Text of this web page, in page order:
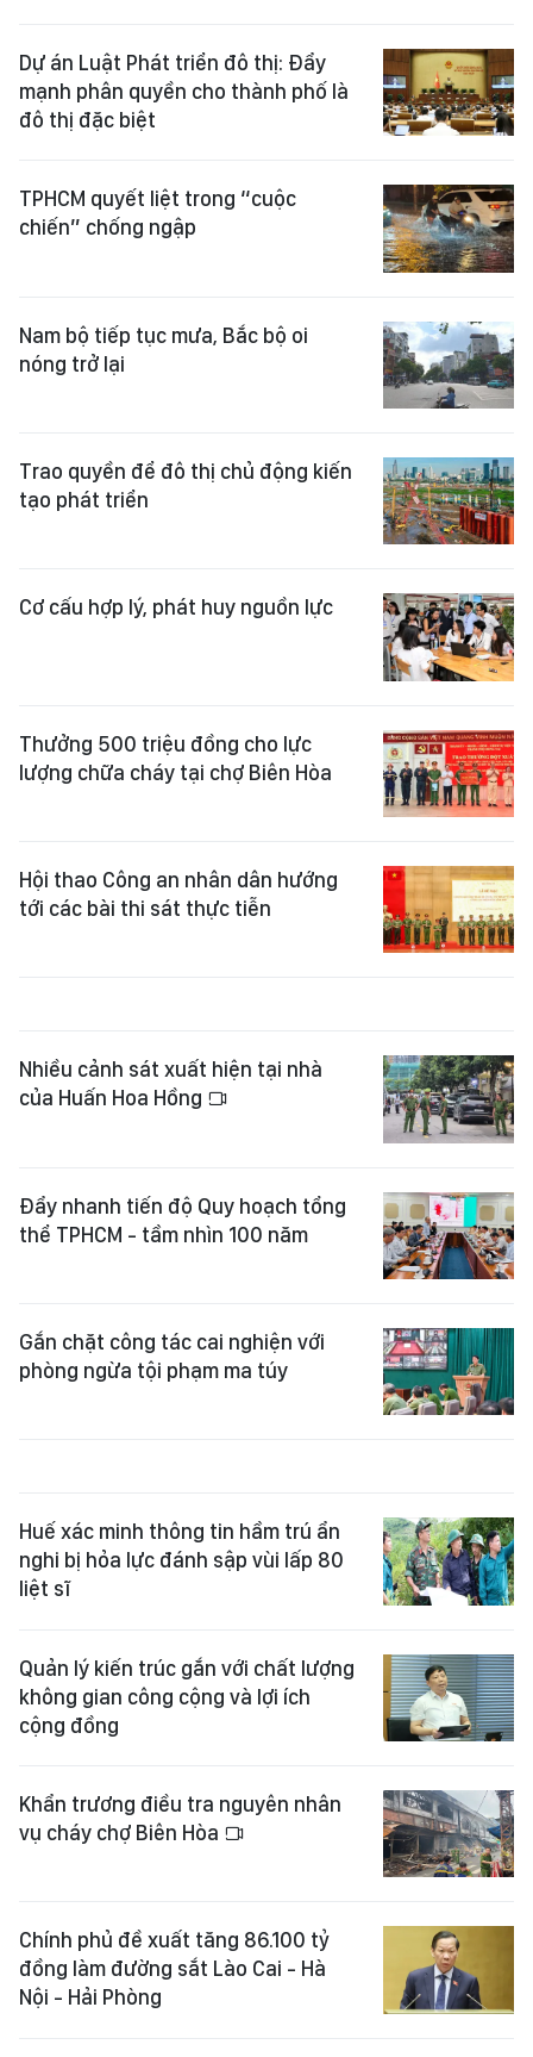
Dự án Luật Phát triển đô thị: Đẩy
mạnh phân quyền cho thành phố là
đô thị đặc biệt
TPHCM quyết liệt trong “cuộc
chiến” chống ngập
Nam bộ tiếp tục mưa, Bắc bộ oi
nóng trở lại
Trao quyền để đô thị chủ động kiến
tạo phát triển
Cơ cấu hợp lý, phát huy nguồn lực
Thưởng 500 triệu đồng cho lực
lượng chữa cháy tại chợ Biên Hòa
Hội thao Công an nhân dân hướng
tới các bài thi sát thực tiễn
Nhiều cảnh sát xuất hiện tại nhà
của Huấn Hoa Hồng
Đẩy nhanh tiến độ Quy hoạch tổng
thể TPHCM - tầm nhìn 100 năm
Gắn chặt công tác cai nghiện với
phòng ngừa tội phạm ma túy
Huế xác minh thông tin hầm trú ẩn
nghi bị hỏa lực đánh sập vùi lấp 80
liệt sĩ
Quản lý kiến trúc gắn với chất lượng
không gian công cộng và lợi ích
cộng đồng
Khẩn trương điều tra nguyên nhân
vụ cháy chợ Biên Hòa
Chính phủ đề xuất tăng 86.100 tỷ
đồng làm đường sắt Lào Cai - Hà
Nội - Hải Phòng